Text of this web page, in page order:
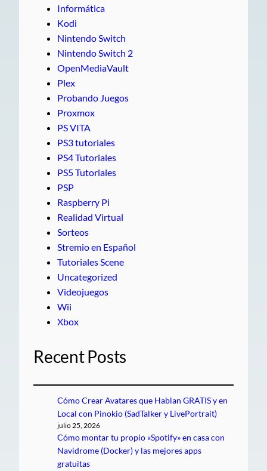
Informática
Kodi
Nintendo Switch
Nintendo Switch 2
OpenMediaVault
Plex
Probando Juegos
Proxmox
PS VITA
PS3 tutoriales
PS4 Tutoriales
PS5 Tutoriales
PSP
Raspberry Pi
Realidad Virtual
Sorteos
Stremio en Español
Tutoriales Scene
Uncategorized
Videojuegos
Wii
Xbox
Recent Posts
Cómo Crear Avatares que Hablan GRATIS y en
Local con Pinokio (SadTalker y LivePortrait)
julio 25, 2026
Cómo montar tu propio «Spotify» en casa con
Navidrome (Docker) y las mejores apps
gratuitas